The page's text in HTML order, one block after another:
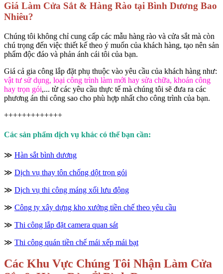
Giá Làm Cửa Sắt & Hàng Rào tại Bình Dương Bao
Nhiêu?
Chúng tôi không chỉ cung cấp các mẫu hàng rào và cửa sắt mà còn
chú trọng đến việc thiết kế theo ý muốn của khách hàng, tạo nên sản
phẩm độc đáo và phản ánh cái tôi của bạn.
Giá cả gia công lắp đặt phụ thuộc vào yêu cầu của khách hàng như:
vật tư sử dụng, loại công trình làm mới hay sửa chữa, khoán công
hay trọn gói,... từ các yêu cầu thực tế mà chúng tôi sẽ đưa ra các
phương án thi công sao cho phù hợp nhất cho công trình của bạn.
+++++++++++++
Các sản phẩm dịch vụ khác có thể bạn cần:
≫ Hàn sắt bình dương
≫ Dịch vụ thay tôn chống dột trọn gói
≫ Dịch vụ thi công máng xối lưu động
≫ Công ty xây dựng kho xưởng tiền chế theo yêu cầu
≫ Thi công lắp đặt camera quan sát
≫ Thi công quán tiền chế mái xếp mái bạt
Các Khu Vực Chúng Tôi Nhận Làm Cửa